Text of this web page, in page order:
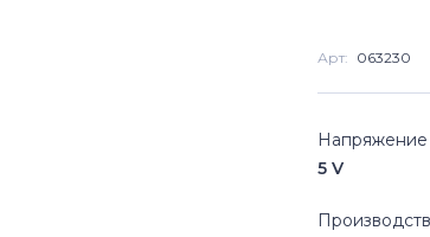
Арт: 063230
Напряжение
5 V